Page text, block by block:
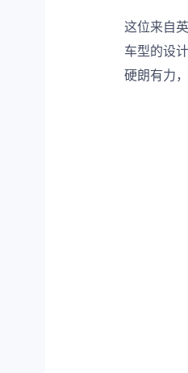
这位来自
车型的设
硬朗有力